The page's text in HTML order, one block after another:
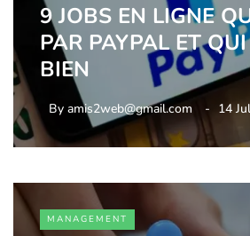
9 JOBS EN LIGNE
PAR PAYPAL ET
BIEN
By amis2web@gmail.com 14
MANAGEMENT